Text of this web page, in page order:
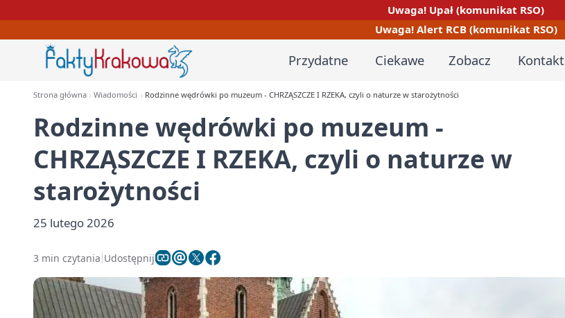
Uwaga! Upał (komunikat RSO)
Uwaga! Alert RCB (komunikat RSO)
Przydatne Ciekawe Zobacz Kontakt
Strona główna Wiadomości Rodzinne wędrówki po muzeum - CHRZĄSZCZE I RZEKA, czyli o naturze w starożytności
Rodzinne wędrówki po muzeum -
CHRZĄSZCZE I RZEKA, czyli o naturze w
starożytności
25 lutego 2026
3 min czytania Udostępnij